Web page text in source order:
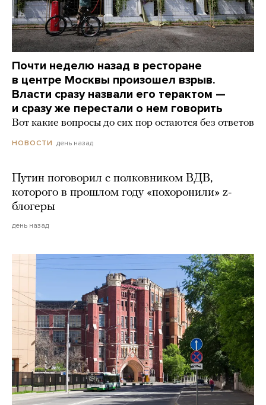
Почти неделю назад в ресторане
в центре Москвы произошел взрыв.
Власти сразу назвали его терактом —
и сразу же перестали о нем говорить
Вот какие вопросы до сих пор остаются без ответов
НОВОСТИ день назад
Путин поговорил с полковником ВДВ,
которого в прошлом году «похоронили» z-
блогеры
день назад